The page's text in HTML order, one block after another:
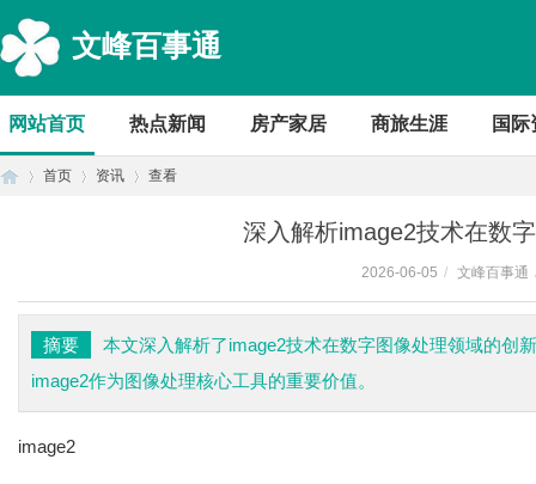
文峰百事通
网站首页 热点新闻 房产家居 商旅生涯 国际
首页 资讯 查看
深入解析image2技术在数
2026-06-05 / 文峰百事通
摘要
本文深入解析了image2技术在数字图像处理领域的创
image2作为图像处理核心工具的重要价值。
image2